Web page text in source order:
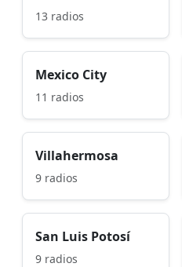
13 radios
Mexico City
11 radios
Villahermosa
9 radios
San Luis Potosí
9 radios